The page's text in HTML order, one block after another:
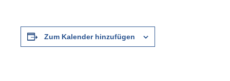
Zum Kalender hinzufügen